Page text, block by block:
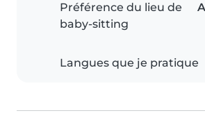
Préférence du lieu de
baby-sitting
Langues que je pratique